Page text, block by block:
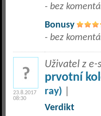
- bez
Bonusy
- bez
23.8.2017
08:30
Uživatel z e-
prvotní
ray)
Verdikt